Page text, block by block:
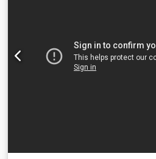
dem Oberwagen montiert Ein
Zusätzliches Beleuchtungspaket
an einem Stab Zwei LED-